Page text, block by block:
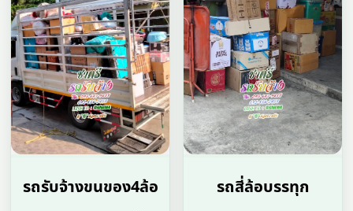
รถรับจ้างขนของ4ล้อ
รถสี่ล้อบรรทุก